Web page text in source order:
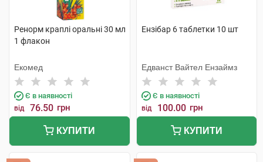
Ренорм краплі оральні 30 мл
1 флакон
Екомед
Є в наявності
від 76.50 грн
КУПИТИ
Ензібар 6 таблетки 10 шт
Едванст Вайтел Ензаймз
Є в наявності
від 100.00 грн
КУПИТИ